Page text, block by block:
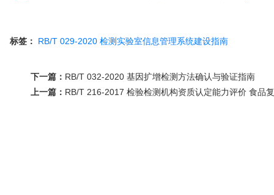
标签： RB/T 029-2020 检测实验室信息管理系统建设指南
下一篇： RB/T 032-2020 基因扩增检测方法确认与验证指南
上一篇： RB/T 216-2017 检验检测机构资质认定能力评价 食品